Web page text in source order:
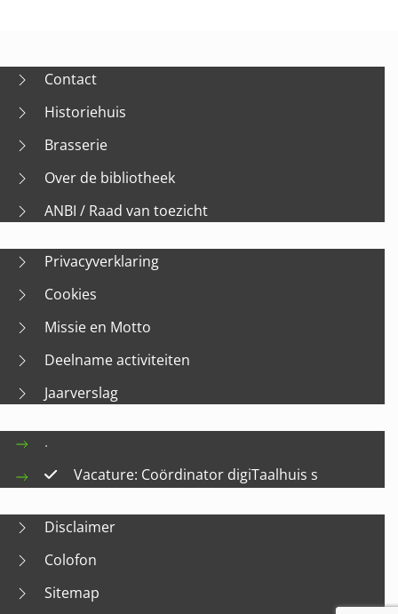
Contact
Historiehuis
Brasserie
Over de bibliotheek
ANBI / Raad van toezicht
Privacyverklaring
Cookies
Missie en Motto
Deelname activiteiten
Jaarverslag
.
Vacature: Coördinator digiTaalhuis s
Disclaimer
Colofon
Sitemap